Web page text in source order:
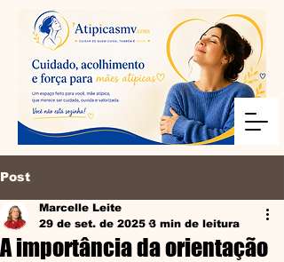
Post
A importância da orientação
Marcelle Leite
29 de set. de 2025 3 min de leitura